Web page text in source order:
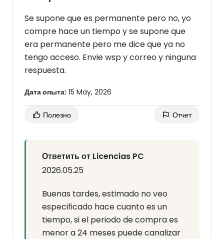
Se supone que es permanente pero no, yo
compre hace un tiempo y se supone que
era permanente pero me dice que ya no
tengo acceso. Envie wsp y correo y ninguna
respuesta.
Дата опыта: 15 May, 2026
Полезно Отчет
Ответить от Licencias PC
2026.05.25
Buenas tardes, estimado no veo
especificado hace cuanto es un
tiempo, si el periodo de compra es
menor a 24 meses puede canalizar